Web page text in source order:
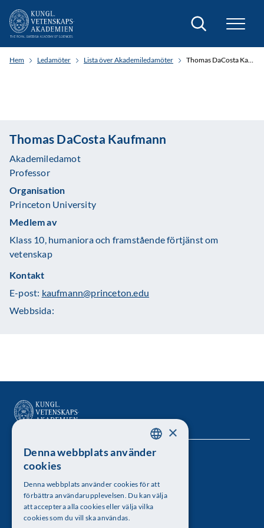
Sök
Hem Ledamöter Lista över Akademiledamöter Thomas DaCosta Kaufmann
Thomas DaCosta Kaufmann
Akademiledamot
Professor
Organisation
Princeton University
Medlem av
Klass 10, humaniora och framstående förtjänst om
vetenskap
Kontakt
E-post: kaufmann@princeton.edu
Webbsida:
Kungl. Vetenskapsakademien
Besöksadress: Lilla Frescativägen 4A
Telefon: 08-673 95 00
SWEDISH
×
Denna webbplats använder
cookies
Denna webbplats använder cookies för att
förbättra användarupplevelsen. Du kan välja
att acceptera alla cookies eller välja vilka
cookies som du vill ska användas.